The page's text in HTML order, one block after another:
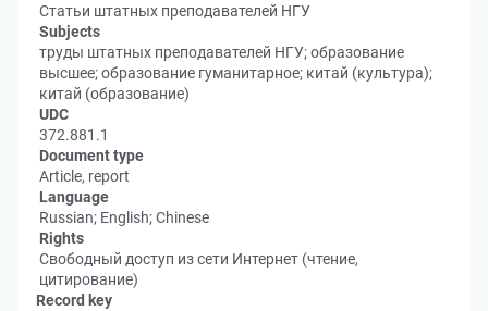
Статьи штатных преподавателей НГУ
Subjects
труды штатных преподавателей НГУ; образование
высшее; образование гуманитарное; китай (культура);
китай (образование)
UDC
372.881.1
Document type
Article, report
Language
Russian; English; Chinese
Rights
Свободный доступ из сети Интернет (чтение,
цитирование)
Record key